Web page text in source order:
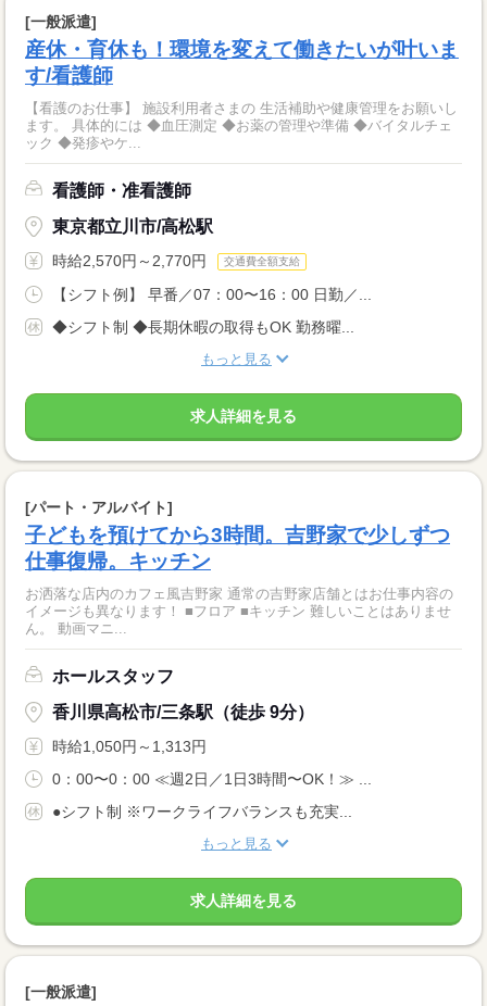
[一般派遣]
産休・育休も！環境を変えて働きたいが叶いま
す/看護師
【看護のお仕事】 施設利用者さまの 生活補助や健康管理をお願いし
ます。 具体的には ◆血圧測定 ◆お薬の管理や準備 ◆バイタルチェ
ック ◆発疹やケ...
看護師・准看護師
東京都立川市/高松駅
時給2,570円～2,770円 交通費全額支給
【シフト例】 早番／07：00〜16：00 日勤／...
◆シフト制 ◆長期休暇の取得もOK 勤務曜...
もっと見る
求人詳細を見る
[パート・アルバイト]
子どもを預けてから3時間。吉野家で少しずつ
仕事復帰。キッチン
お洒落な店内のカフェ風吉野家 通常の吉野家店舗とはお仕事内容の
イメージも異なります！ ■フロア ■キッチン 難しいことはありませ
ん。 動画マニ...
ホールスタッフ
香川県高松市/三条駅（徒歩 9分）
時給1,050円～1,313円
0：00〜0：00 ≪週2日／1日3時間〜OK！≫ ...
●シフト制 ※ワークライフバランスも充実...
もっと見る
求人詳細を見る
[一般派遣]